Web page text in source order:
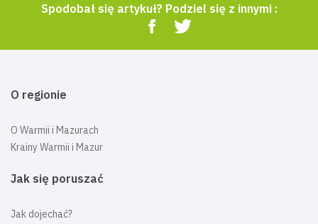
Spodobał się artykuł? Podziel się z innymi :
O regionie
O Warmii i Mazurach
Krainy Warmii i Mazur
Jak się poruszać
Jak dojechać?